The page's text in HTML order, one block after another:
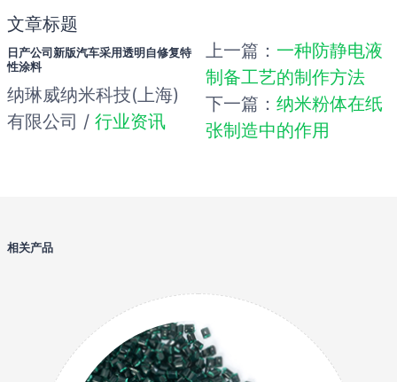
文章标题
日产公司新版汽车采用透明自修复特
性涂料
纳琳威纳米科技(上海)
有限公司 / 行业资讯
上一篇： 一种防静电液
制备工艺的制作方法
下一篇： 纳米粉体在纸
张制造中的作用
相关产品